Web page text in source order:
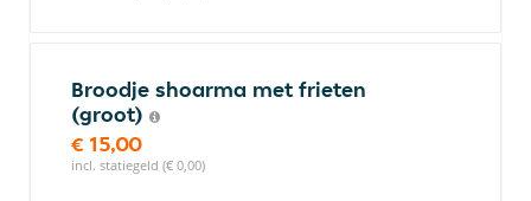
Broodje shoarma met frieten
(groot)
€ 15,00
incl. statiegeld (€ 0,00)